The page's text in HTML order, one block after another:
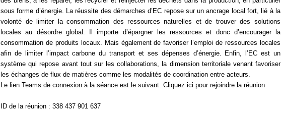
sous forme d’énergie. La réussite des démarches d’EC repose sur un ancrage local fort, lié à la
volonté de limiter la consommation des ressources naturelles et de trouver des solutions
locales au désordre global. Il importe d’épargner les ressources et donc d’encourager la
consommation de produits locaux. Mais également de favoriser l’emploi de ressources locales
afin de limiter l’impact carbone du transport et ses dépenses d’énergie. Enfin, l’EC est un
système qui repose avant tout sur les collaborations, la dimension territoriale venant favoriser
les échanges de flux de matières comme les modalités de coordination entre acteurs.
Le lien Teams de connexion à la séance est le suivant: Cliquez ici pour rejoindre la réunion
ID de la réunion : 338 437 901 637